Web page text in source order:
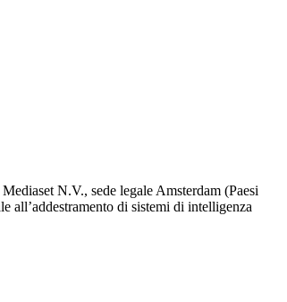
N.V., sede legale Amsterdam (Paesi
all’addestramento di sistemi di intelligenza